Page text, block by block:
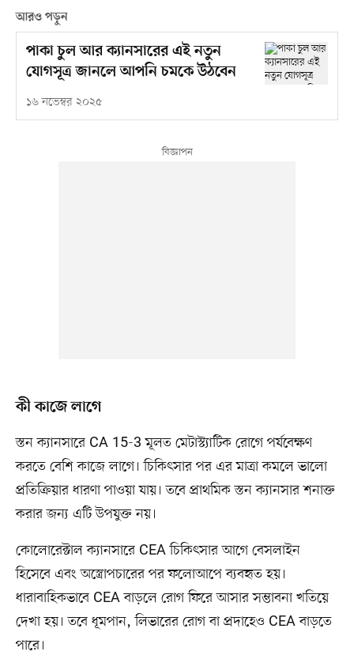
আরও পড়ুন
পাকা চুল আর ক্যানসারের এই নতুন
যোগসূত্র জানলে আপনি চমকে উঠবেন
১৬ নভেম্বর ২০২৫
কী কাজে লাগে
স্তন ক্যানসারে CA 15-3 মূলত মেটাস্ট্যাটিক রোগে পর্যবেক্ষণ
করতে বেশি কাজে লাগে। চিকিৎসার পর এর মাত্রা কমলে ভালো
প্রতিক্রিয়ার ধারণা পাওয়া যায়। তবে প্রাথমিক স্তন ক্যানসার শনাক্ত
করার জন্য এটি উপযুক্ত নয়।
কোলোরেক্টাল ক্যানসারে CEA চিকিৎসার আগে বেসলাইন
হিসেবে এবং অস্ত্রোপচারের পর ফলোআপে ব্যবহৃত হয়।
ধারাবাহিকভাবে CEA বাড়লে রোগ ফিরে আসার সম্ভাবনা খতিয়ে
দেখা হয়। তবে ধূমপান, লিভারের রোগ বা প্রদাহেও CEA বাড়তে
পারে।